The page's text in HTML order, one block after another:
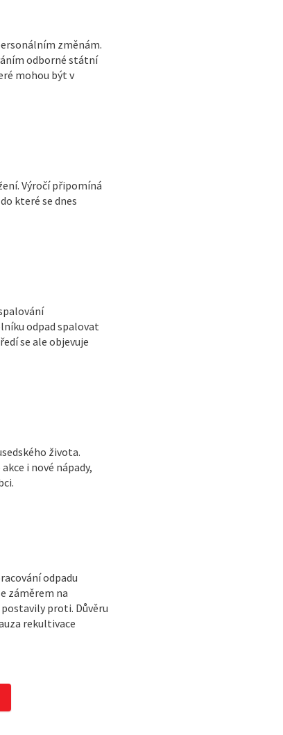
změnám.
odborné státní
mohou být v
Výročí připomíná
které se dnes
odpad spalovat
se ale objevuje
života.
i nové nápady,
odpadu
záměrem na
proti. Důvěru
rekultivace